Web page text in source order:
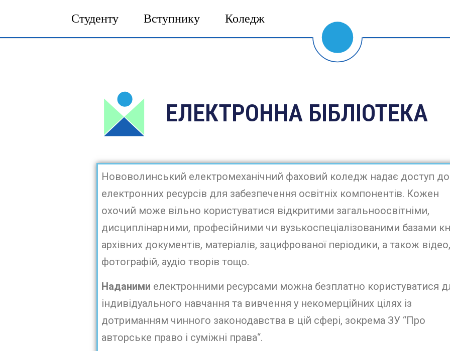
Студенту Вступнику Коледж
ЕЛЕКТРОННА БІБЛІОТЕКА
Нововолинський електромеханічний фаховий коледж надає доступ до
електронних ресурсів для забезпечення освітніх компонентів. Кожен
охочий може вільно користуватися відкритими загальноосвітніми,
дисциплінарними, професійними чи вузькоспеціалізованими базами
архівних документів, матеріалів, зацифрованої періодики, а також відео,
фотографій, аудіо творів тощо.
Наданими електронними ресурсами можна безплатно користуватися
індивідуального навчання та вивчення у некомерційних цілях із
дотриманням чинного законодавства в цій сфері, зокрема ЗУ “Про
авторське право і суміжні права“.